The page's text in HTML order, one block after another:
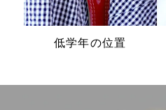
低学年の位置